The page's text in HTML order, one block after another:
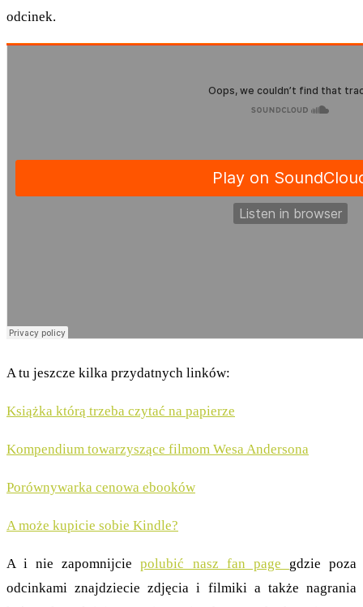
odcinek.
A tu jeszcze kilka przydatnych linków:
Książka którą trzeba czytać na papierze
Kompendium towarzyszące filmom Wesa Andersona
Porównywarka cenowa ebooków
A może kupicie sobie Kindle?
A i nie zapomnijciepolubić nasz fan page gdzie poza
odcinkami znajdziecie zdjęcia i filmiki a także nagrania